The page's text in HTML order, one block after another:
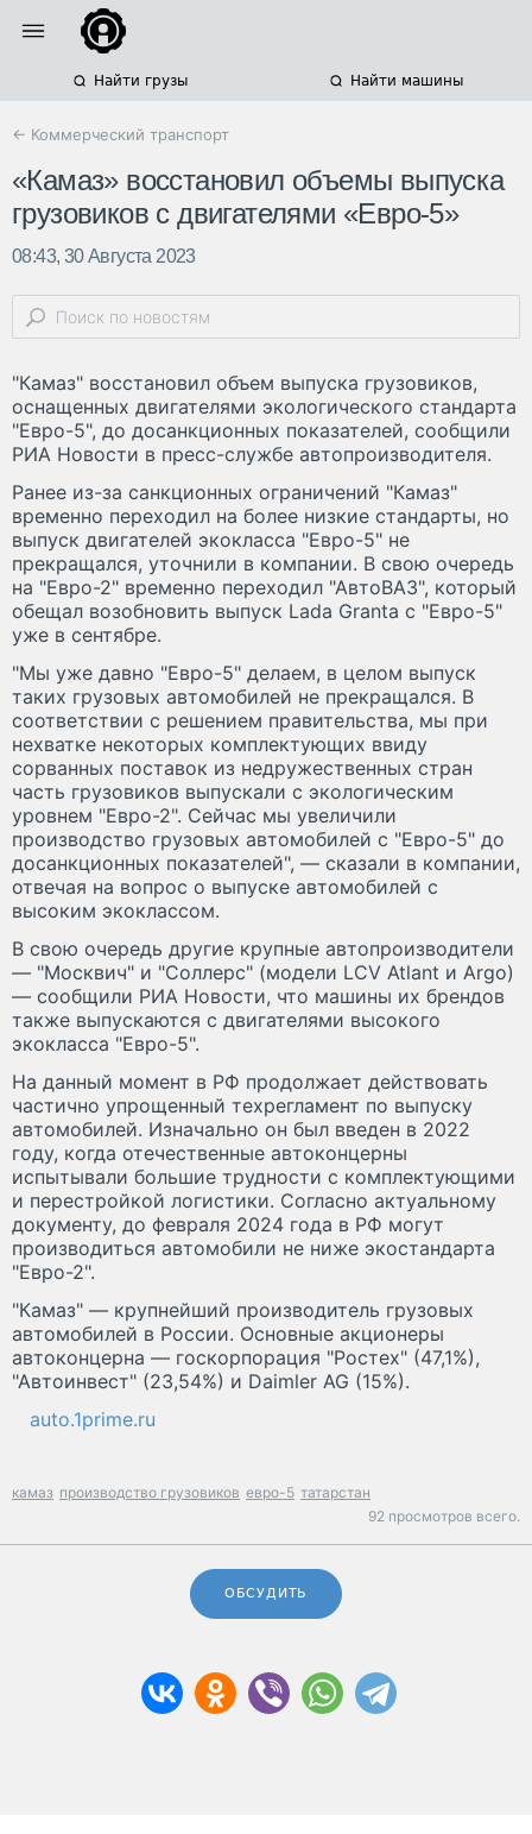
Найти грузы Найти машины
← Коммерческий транспорт
«Камаз» восстановил объемы выпуска
грузовиков с двигателями «Евро-5»
08:43, 30 Августа 2023
"Камаз" восстановил объем выпуска грузовиков,
оснащенных двигателями экологического стандарта
"Евро-5", до досанкционных показателей, сообщили
РИА Новости в пресс-службе автопроизводителя.
Ранее из-за санкционных ограничений "Камаз"
временно переходил на более низкие стандарты, но
выпуск двигателей экокласса "Евро-5" не
прекращался, уточнили в компании. В свою очередь
на "Евро-2" временно переходил "АвтоВАЗ", который
обещал возобновить выпуск Lada Granta с "Евро-5"
уже в сентябре.
"Мы уже давно "Евро-5" делаем, в целом выпуск
таких грузовых автомобилей не прекращался. В
соответствии с решением правительства, мы при
нехватке некоторых комплектующих ввиду
сорванных поставок из недружественных стран
часть грузовиков выпускали с экологическим
уровнем "Евро-2". Сейчас мы увеличили
производство грузовых автомобилей с "Евро-5" до
досанкционных показателей", — сказали в компании,
отвечая на вопрос о выпуске автомобилей с
высоким экоклассом.
В свою очередь другие крупные автопроизводители
— "Москвич" и "Соллерс" (модели LCV Atlant и Argo)
— сообщили РИА Новости, что машины их брендов
также выпускаются с двигателями высокого
экокласса "Евро-5".
На данный момент в РФ продолжает действовать
частично упрощенный техрегламент по выпуску
автомобилей. Изначально он был введен в 2022
году, когда отечественные автоконцерны
испытывали большие трудности с комплектующими
и перестройкой логистики. Согласно актуальному
документу, до февраля 2024 года в РФ могут
производиться автомобили не ниже экостандарта
"Евро-2".
"Камаз" — крупнейший производитель грузовых
автомобилей в России. Основные акционеры
автоконцерна — госкорпорация "Ростех" (47,1%),
"Автоинвест" (23,54%) и Daimler AG (15%).
auto.1prime.ru
камаз производство грузовиков евро-5 татарстан
92 просмотров всего.
ОБСУДИТЬ